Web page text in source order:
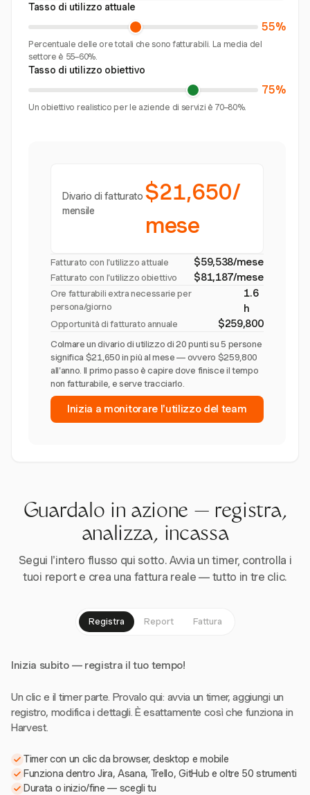
Tasso di utilizzo attuale
55%
Percentuale delle ore totali che sono fatturabili. La media del
settore è 55–60%.
Tasso di utilizzo obiettivo
75%
Un obiettivo realistico per le aziende di servizi è 70–80%.
Divario di fatturato
mensile
$21,650/
mese
Fatturato con l'utilizzo attuale $59,538/mese
Fatturato con l'utilizzo obiettivo $81,187/mese
Ore fatturabili extra necessarie per
persona/giorno
1.6
h
Opportunità di fatturato annuale $259,800
Colmare un divario di utilizzo di 20 punti su 5 persone
significa $21,650 in più al mese — ovvero $259,800
all'anno. Il primo passo è capire dove finisce il tempo
non fatturabile, e serve tracciarlo.
Inizia a monitorare l'utilizzo del team
Guardalo in azione — registra,
analizza, incassa
Segui l'intero flusso qui sotto. Avvia un timer, controlla i
tuoi report e crea una fattura reale — tutto in tre clic.
Registra Report Fattura
Inizia subito — registra il tuo tempo!
Un clic e il timer parte. Provalo qui: avvia un timer, aggiungi un
registro, modifica i dettagli. È esattamente così che funziona in
Harvest.
Timer con un clic da browser, desktop e mobile
Funziona dentro Jira, Asana, Trello, GitHub e oltre 50 strumenti
Durata o inizio/fine — scegli tu